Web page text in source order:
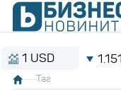
1.1515 BGN
Таг